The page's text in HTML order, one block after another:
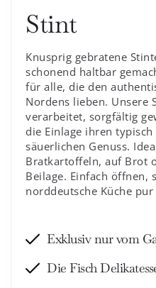
Stint
Knusprig gebratene
schonend haltbar
für alle, die den
Nordens lieben. Unsere
verarbeitet, sorgfältig
die Einlage ihren
säuerlichen Genuss.
Bratkartoffeln, auf Brot
Beilage. Einfach öffnen,
norddeutsche Küche pur
Exklusiv nur vom
Die Fisch